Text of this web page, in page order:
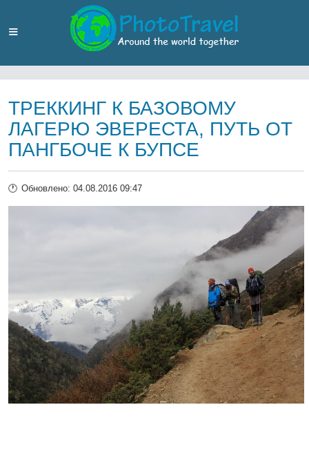
ТРЕККИНГ К БАЗОВОМУ
ЛАГЕРЮ ЭВЕРЕСТА, ПУТЬ ОТ
ПАНГБОЧЕ К БУПСЕ
Обновлено: 04.08.2016 09:47